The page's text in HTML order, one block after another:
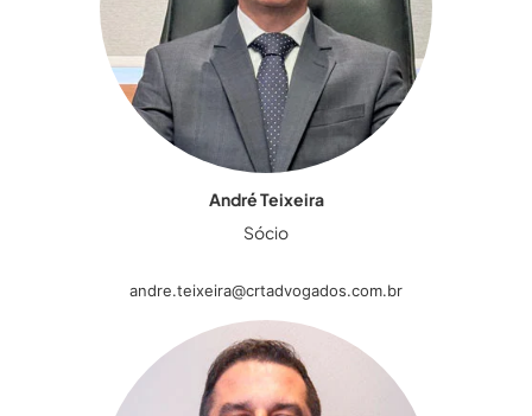
André Teixeira
Sócio
andre.teixeira@crtadvogados.com.br